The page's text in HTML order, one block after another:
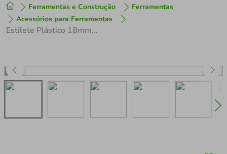
Ferramentas e Construção
Ferramentas
Acessórios para Ferramentas
Estilete Plástico 18mm 7897455 Sparta
1º tenis